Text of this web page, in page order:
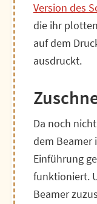
Version des
die ihr
auf dem
ausdruckt.
Da noch
dem Beamer
Einführung
funktioniert.
Beamer